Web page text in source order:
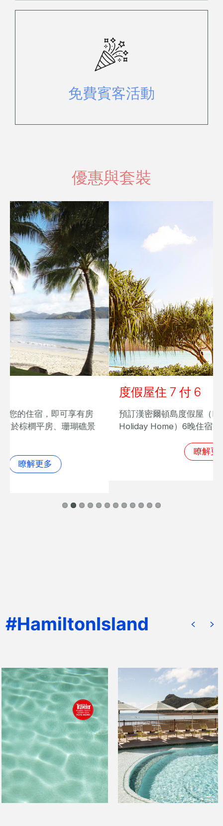
免費賓客活動
享受一系列專為全家娛樂而設計的免
費活動。
優惠與套裝
預訂漢密爾頓島度假屋（Hamilton Island
Holiday Home）6晚住宿，還可免費多住一晚。